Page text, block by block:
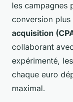
les campagnes
conversion
acquisition
collaborant
expérimenté,
chaque euro
maximal.